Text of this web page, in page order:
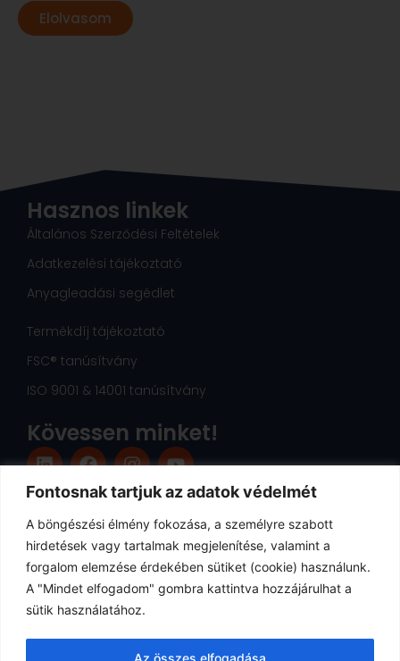
Fontosnak tartjuk az adatok védelmét
A böngészési élmény fokozása, a személyre szabott
hirdetések vagy tartalmak megjelenítése, valamint a
forgalom elemzése érdekében sütiket (cookie) használunk.
A "Mindet elfogadom" gombra kattintva hozzájárulhat a
sütik használatához.
Az összes elfogadása
Elolvasom
Hasznos linkek
Általános Szerződési Feltételek
Adatkezelési tájékoztató
Anyagleadási segédlet
Termékdíj tájékoztató
FSC® tanúsítvány
ISO 9001 & 14001 tanúsítvány
Kövessen minket!
L
n
e
d
i
n
F
c
b
o
o
k
I
s
a
g
r
m
Y
u
u
b
e